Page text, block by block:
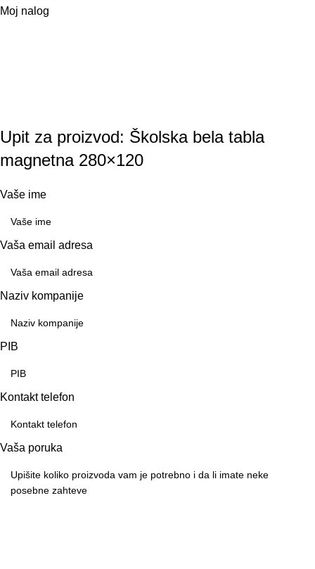
Moj nalog
Upit za proizvod: Školska bela tabla
magnetna 280×120
Vaše ime
Vaša email adresa
Naziv kompanije
PIB
Kontakt telefon
Vaša poruka